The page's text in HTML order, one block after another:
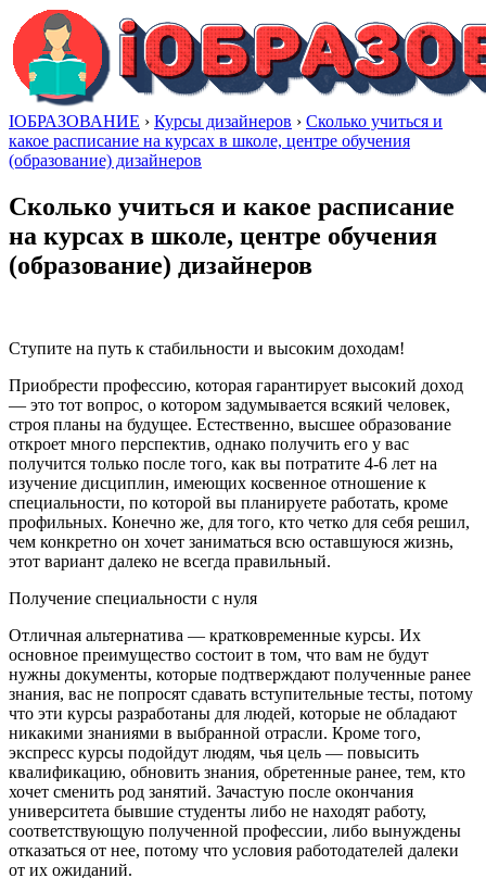
IОБРАЗОВАНИЕ › Курсы дизайнеров › Сколько учиться и
какое расписание на курсах в школе, центре обучения
(образование) дизайнеров
Сколько учиться и какое расписание
на курсах в школе, центре обучения
(образование) дизайнеров
Ступите на путь к стабильности и высоким доходам!
Приобрести профессию, которая гарантирует высокий доход
— это тот вопрос, о котором задумывается всякий человек,
строя планы на будущее. Естественно, высшее образование
откроет много перспектив, однако получить его у вас
получится только после того, как вы потратите 4-6 лет на
изучение дисциплин, имеющих косвенное отношение к
специальности, по которой вы планируете работать, кроме
профильных. Конечно же, для того, кто четко для себя решил,
чем конкретно он хочет заниматься всю оставшуюся жизнь,
этот вариант далеко не всегда правильный.
Получение специальности с нуля
Отличная альтернатива — кратковременные курсы. Их
основное преимущество состоит в том, что вам не будут
нужны документы, которые подтверждают полученные ранее
знания, вас не попросят сдавать вступительные тесты, потому
что эти курсы разработаны для людей, которые не обладают
никакими знаниями в выбранной отрасли. Кроме того,
экспресс курсы подойдут людям, чья цель — повысить
квалификацию, обновить знания, обретенные ранее, тем, кто
хочет сменить род занятий. Зачастую после окончания
университета бывшие студенты либо не находят работу,
соответствующую полученной профессии, либо вынуждены
отказаться от нее, потому что условия работодателей далеки
от их ожиданий.